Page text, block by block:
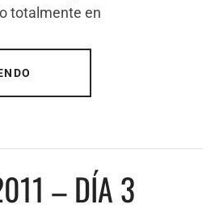
totalmente en
– DÍA 3